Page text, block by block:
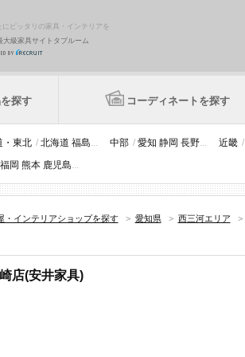
にピッタリの家具・インテリアを
大級家具サイトタブルーム
探す コーディネートを探す
・東北 / 北海道 福島... 中部 / 愛知 静岡 長野... 近畿 /
福岡 熊本 鹿児島...
・インテリアショップを探す > 愛知県 > 西三河エリア >
店(安井家具)